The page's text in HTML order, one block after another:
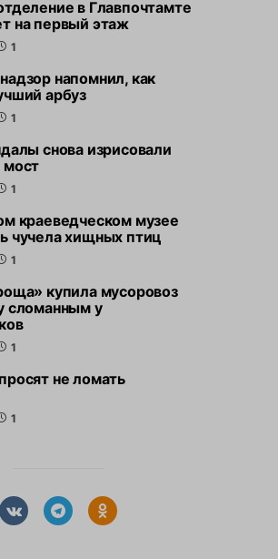
в Главпочтамте
на первый этаж
1
напомнил, как
арбуз
1
снова изрисовали
мост
1
краеведческом музее
чучела хищных птиц
1
купила мусоровоз
сломанным у
1
не ломать
1